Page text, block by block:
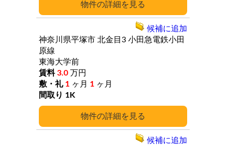
詳細
詳細
神奈川県平塚市 北金目3 小田急電鉄小田
原線
東海大学前
3.0 万円
1 ヶ月 1 ヶ月
1K
候補に追加
候補に追加